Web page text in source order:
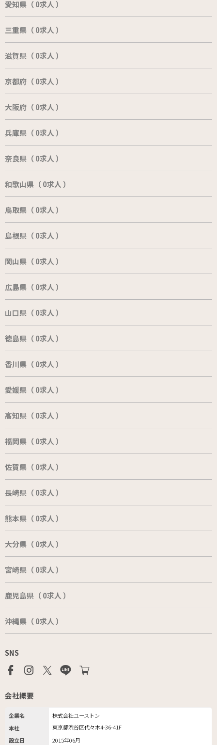
愛知県（ 0求人 ）
三重県（ 0求人 ）
滋賀県（ 0求人 ）
京都府（ 0求人 ）
大阪府（ 0求人 ）
兵庫県（ 0求人 ）
奈良県（ 0求人 ）
和歌山県（ 0求人 ）
鳥取県（ 0求人 ）
島根県（ 0求人 ）
岡山県（ 0求人 ）
広島県（ 0求人 ）
山口県（ 0求人 ）
徳島県（ 0求人 ）
香川県（ 0求人 ）
愛媛県（ 0求人 ）
高知県（ 0求人 ）
福岡県（ 0求人 ）
佐賀県（ 0求人 ）
長崎県（ 0求人 ）
熊本県（ 0求人 ）
大分県（ 0求人 ）
宮崎県（ 0求人 ）
鹿児島県（ 0求人 ）
沖縄県（ 0求人 ）
SNS
会社概要
企業名
株式会社ユーストン
本社
東京都渋谷区代々木4-36-41F
設立日
2015年06月